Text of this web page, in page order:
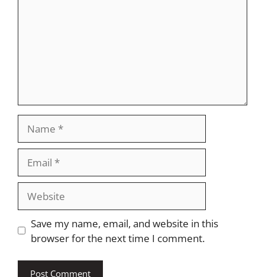
Save my name, email, and website in this
browser for the next time I comment.